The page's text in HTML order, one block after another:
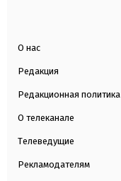
О нас
Редакция
Редакционная политика
О телеканале
Телеведущие
Рекламодателям